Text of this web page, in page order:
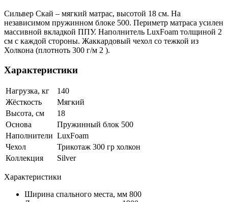
Сильвер Скай – мягкий матрас, высотой 18 см. На
независимом пружинном блоке 500. Периметр матраса усилен
массивной вкладкой ППУ. Наполнитель LuxFoam толщиной 2
см с каждой стороны. Жаккардовый чехол со тежкой из
Холкона (плотноть 300 г/м 2 ).
Характеристики
Нагрузка, кг
140
Жёсткость
Мягкий
Высота, см
18
Основа
Пружинный блок 500
Наполнители LuxFoam
Чехол
Трикотаж 300 гр холкон
Коллекция
Silver
Характеристики
Ширина спального места, мм 800